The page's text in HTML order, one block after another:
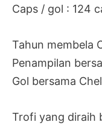
Caps / gol : 124
Tahun membela
Penampilan
Gol bersama
Trofi yang diraih